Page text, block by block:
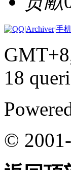
|Archiver|手
18
©